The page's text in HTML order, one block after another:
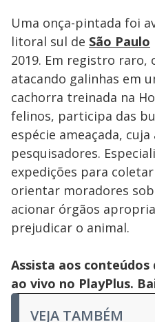
Uma onça-pintada foi
litoral sul de São Paulo
2019. Em registro raro,
atacando galinhas em
cachorra treinada na
felinos, participa das
espécie ameaçada,
pesquisadores.
expedições para
orientar moradores
acionar órgãos
prejudicar o animal.
Assista aos conteúdos
ao vivo no PlayPlus.
VEJA TAMBÉM